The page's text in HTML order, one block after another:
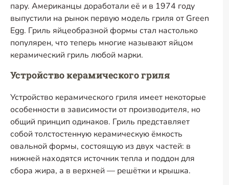
пару. Американцы доработали её и в 1974 году
выпустили на рынок первую модель гриля от Green
Egg. Гриль яйцеобразной формы стал настолько
популярен, что теперь многие называют яйцом
керамический гриль любой марки.
Устройство керамического гриля
Устройство керамического гриля имеет некоторые
особенности в зависимости от производителя, но
общий принцип одинаков. Гриль представляет
собой толстостенную керамическую ёмкость
овальной формы, состоящую из двух частей: в
нижней находятся источник тепла и поддон для
сбора жира, а в верхней — решётки и крышка.